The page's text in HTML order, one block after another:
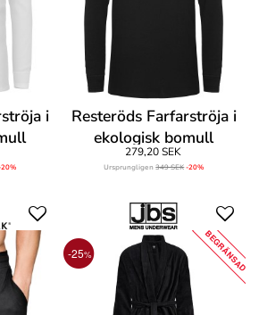
i
Resteröds Farfarströja i
ekologisk bomull
279,20 SEK
Ursprungligen349 SEK-20%
-25% BEGRÄNSAD